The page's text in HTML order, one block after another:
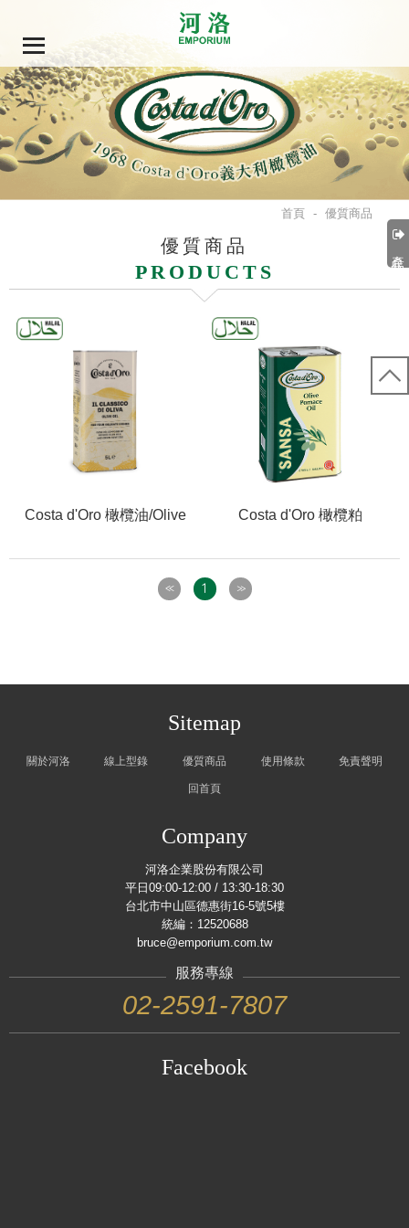
優質商品
PRODUCTS
首頁 - 優質商品
Costa d'Oro 橄欖油/Olive
Costa d'Oro 橄欖粕
<< 1 >>
Sitemap
關於河洛 線上型錄 優質商品 使用條款 免責聲明
回首頁
Company
河洛企業股份有限公司
平日09:00-12:00 / 13:30-18:30
台北市中山區德惠街16-5號5樓
統編：12520688
bruce@emporium.com.tw
服務專線
02-2591-7807
Facebook